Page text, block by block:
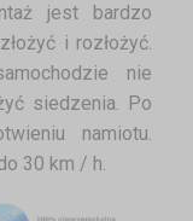
jest bardzo
i rozłożyć.
nie
siedzenia. Po
namiotu.
30 km / h.